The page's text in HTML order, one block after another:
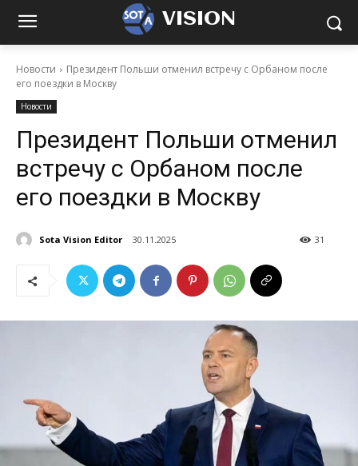
VISION
Новости
Президент Польши отменил встречу с Орбаном после
его поездки в Москву
Новости
Президент Польши отменил
встречу с Орбаном после
его поездки в Москву
Sota Vision Editor 30.11.2025 31